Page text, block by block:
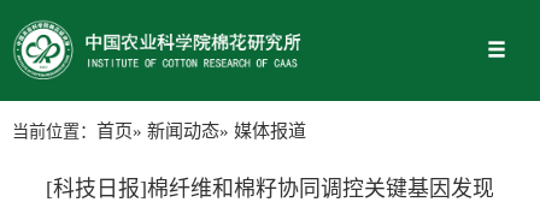
当前位置： 首页» 新闻动态» 媒体报道
[科技日报]棉纤维和棉籽协同调控关键基因发现